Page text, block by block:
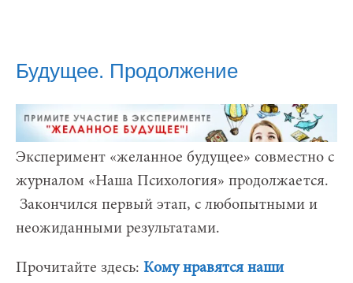
Будущее. Продолжение
Эксперимент «желанное будущее» совместно с
журналом «Наша Психология» продолжается.
Закончился первый этап, с любопытными и
неожиданными результатами.
Прочитайте здесь: Кому нравятся наши